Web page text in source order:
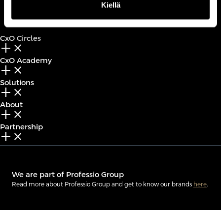
Kiellä
CxO Circles
add_2 close
CxO Academy
add_2 close
Solutions
add_2 close
About
add_2 close
Partnership
add_2 close
We are part of Professio Group
Read more about Professio Group and get to know our brands here.